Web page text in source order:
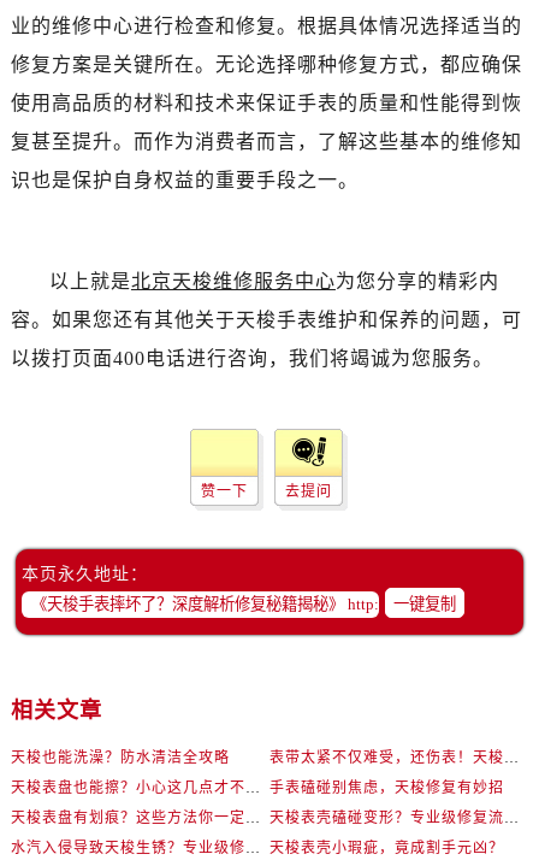
业的维修中心进行检查和修复。根据具体情况选择适当的
修复方案是关键所在。无论选择哪种修复方式，都应确保
使用高品质的材料和技术来保证手表的质量和性能得到恢
复甚至提升。而作为消费者而言，了解这些基本的维修知
识也是保护自身权益的重要手段之一。
以上就是北京天梭维修服务中心为您分享的精彩内
容。如果您还有其他关于天梭手表维护和保养的问题，可
以拨打页面400电话进行咨询，我们将竭诚为您服务。
赞一下 去提问
本页永久地址：
一键复制
相关文章
天梭也能洗澡？防水清洁全攻略
表带太紧不仅难受，还伤表！天梭佩戴优化技巧
天梭表盘也能擦？小心这几点才不伤机芯
手表磕碰别焦虑，天梭修复有妙招
天梭表盘有划痕？这些方法你一定要试试！
天梭表壳磕碰变形？专业级修复流程大公开
水汽入侵导致天梭生锈？专业级修复思路大公开
天梭表壳小瑕疵，竟成割手元凶？